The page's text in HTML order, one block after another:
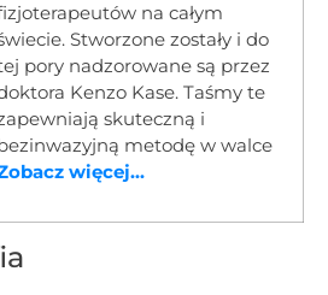
na całym
Stworzone zostały i do
pory nadzorowane są przez
Kenzo Kase. Taśmy te
skuteczną i
metodę w walce
więcej...